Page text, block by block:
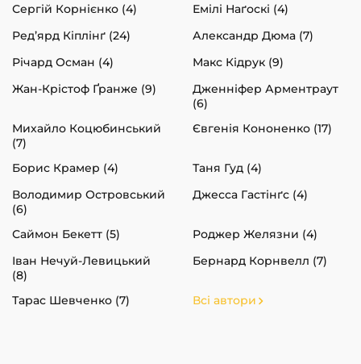
Сергій Корнієнко (4)
Емілі Наґоскі (4)
Ред’ярд Кіплінґ (24)
Александр Дюма (7)
Річард Осман (4)
Макс Кідрук (9)
Жан-Крістоф Ґранже (9)
Дженніфер Арментраут
(6)
Михайло Коцюбинський
(7)
Євгенія Кононенко (17)
Борис Крамер (4)
Таня Гуд (4)
Володимир Островський
(6)
Джесса Гастінґс (4)
Саймон Бекетт (5)
Роджер Желязни (4)
Іван Нечуй-Левицький
(8)
Бернард Корнвелл (7)
Тарас Шевченко (7) Всі автори